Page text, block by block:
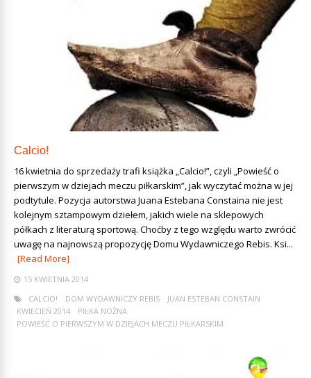
Calcio!
16 kwietnia do sprzedaży trafi książka „Calcio!”, czyli „Powieść o
pierwszym w dziejach meczu piłkarskim”, jak wyczytać można w jej
podtytule. Pozycja autorstwa Juana Estebana Constaina nie jest
kolejnym sztampowym dziełem, jakich wiele na sklepowych
półkach z literaturą sportową. Choćby z tego względu warto zwrócić
uwagę na najnowszą propozycję Domu Wydawniczego Rebis. Ksi...
[Read More]
15 KWIETNIA 2014
CALCIO!
DOM WYDAWNICZY REBIS
JUAN ESTEBAN CONSTAIN
KWIECIEŃ 2014
PIŁKA NOŻNA
POWIEŚĆ O PIERWSZYM W DZIEJACH MECZU PIŁKARSKIM